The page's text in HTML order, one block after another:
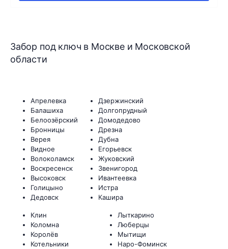
Забор под ключ в Москве и Московской
области
Апрелевка
Балашиха
Белоозёрский
Бронницы
Верея
Видное
Волоколамск
Воскресенск
Высоковск
Голицыно
Дедовск
Дзержинский
Долгопрудный
Домодедово
Дрезна
Дубна
Егорьевск
Жуковский
Звенигород
Ивантеевка
Истра
Кашира
Клин
Коломна
Королёв
Котельники
Лыткарино
Люберцы
Мытищи
Наро-Фоминск